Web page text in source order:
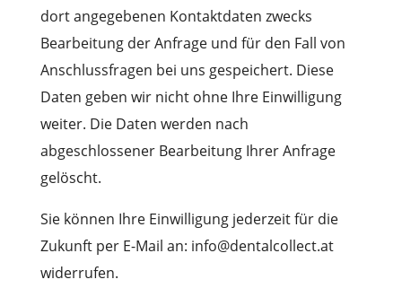
dort angegebenen Kontaktdaten zwecks
Bearbeitung der Anfrage und für den Fall von
Anschlussfragen bei uns gespeichert. Diese
Daten geben wir nicht ohne Ihre Einwilligung
weiter. Die Daten werden nach
abgeschlossener Bearbeitung Ihrer Anfrage
gelöscht.
Sie können Ihre Einwilligung jederzeit für die
Zukunft per E-Mail an: info@dentalcollect.at
widerrufen.